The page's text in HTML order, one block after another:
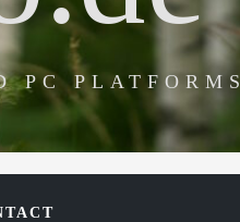
PLATFORMS